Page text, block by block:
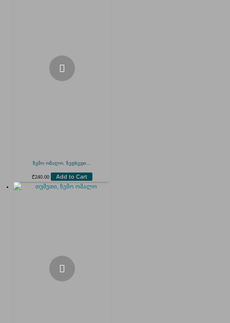
ზემო ომალო, ზედხედი...
₾240.00 Add to Cart